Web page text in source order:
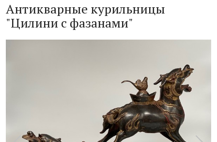
Антикварные курильницы
"Цилини с фазанами"